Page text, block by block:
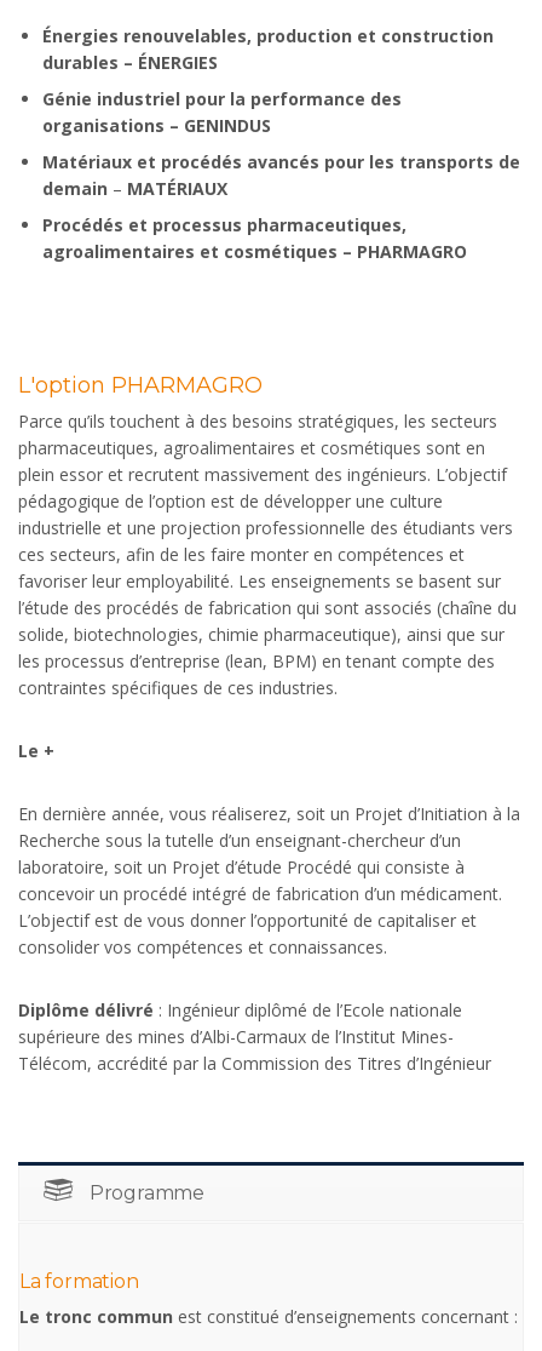
Énergies renouvelables, production et construction
durables – ÉNERGIES
Génie industriel pour la performance des
organisations – GENINDUS
Matériaux et procédés avancés pour les transports de
demain – MATÉRIAUX
Procédés et processus pharmaceutiques,
agroalimentaires et cosmétiques – PHARMAGRO
L'option PHARMAGRO
Parce qu’ils touchent à des besoins stratégiques, les secteurs
pharmaceutiques, agroalimentaires et cosmétiques sont en
plein essor et recrutent massivement des ingénieurs. L’objectif
pédagogique de l’option est de développer une culture
industrielle et une projection professionnelle des étudiants vers
ces secteurs, afin de les faire monter en compétences et
favoriser leur employabilité. Les enseignements se basent sur
l’étude des procédés de fabrication qui sont associés (chaîne du
solide, biotechnologies, chimie pharmaceutique), ainsi que sur
les processus d’entreprise (lean, BPM) en tenant compte des
contraintes spécifiques de ces industries.
Le +
En dernière année, vous réaliserez, soit un Projet d’Initiation à la
Recherche sous la tutelle d’un enseignant-chercheur d’un
laboratoire, soit un Projet d’étude Procédé qui consiste à
concevoir un procédé intégré de fabrication d’un médicament.
L’objectif est de vous donner l’opportunité de capitaliser et
consolider vos compétences et connaissances.
Diplôme délivré : Ingénieur diplômé de l’Ecole nationale
supérieure des mines d’Albi-Carmaux de l’Institut Mines-
Télécom, accrédité par la Commission des Titres d’Ingénieur
Programme
La formation
Le tronc commun est constitué d’enseignements concernant :